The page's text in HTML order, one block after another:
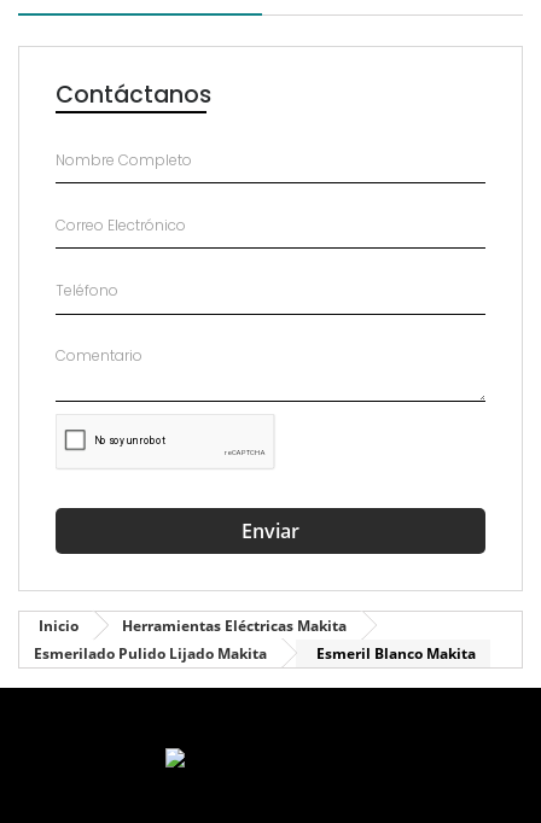
Inicio
Herramientas Eléctricas Makita
Esmerilado Pulido Lijado Makita
Esmeril Blanco Makita
Contáctanos
Enviar